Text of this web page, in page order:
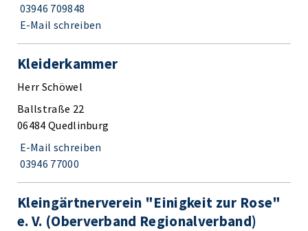
03946 709848
E-Mail schreiben
Kleiderkammer
Herr Schöwel
Ballstraße 22
06484 Quedlinburg
E-Mail schreiben
03946 77000
Kleingärtnerverein "Einigkeit zur Rose"
e. V. (Oberverband Regionalverband)